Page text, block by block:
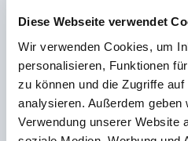
Diese Webseite verwendet
Wir verwenden Cookies, um
personalisieren, Funktionen
zu können und die Zugriffe
analysieren. Außerdem
Verwendung unserer Website
Weitere